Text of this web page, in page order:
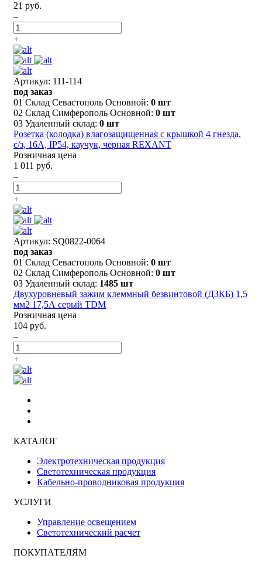
21 руб.
–
+
Артикул: 111-114
под заказ
01 Склад Севастополь Основной: 0 шт
02 Склад Симферополь Основной: 0 шт
03 Удаленный склад: 0 шт
Розетка (колодка) влагозащищенная с крышкой 4 гнезда,
с/з, 16А, IP54, каучук, черная REXANT
Розничная цена
1 011 руб.
–
+
Артикул: SQ0822-0064
под заказ
01 Склад Севастополь Основной: 0 шт
02 Склад Симферополь Основной: 0 шт
03 Удаленный склад: 1485 шт
Двухуровневый зажим клеммный безвинтовой (ДЗКБ) 1,5
мм2 17,5А серый TDM
Розничная цена
104 руб.
–
+
КАТАЛОГ
Электротехническая продукция
Светотехническая продукция
Кабельно-проводниковая продукция
УСЛУГИ
Управление освещением
Светотехнический расчет
ПОКУПАТЕЛЯМ